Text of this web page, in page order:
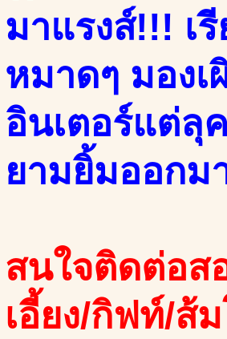
มาแรงส์!!! เ
หมาดๆ มอง
อินเตอร์แต่ลุ
ยามยิ้มออก
สนใจติดต่อส
เอี้ยง/กิฟท์/ส้